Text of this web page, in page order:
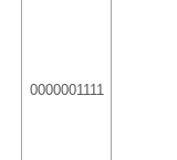
0000001111